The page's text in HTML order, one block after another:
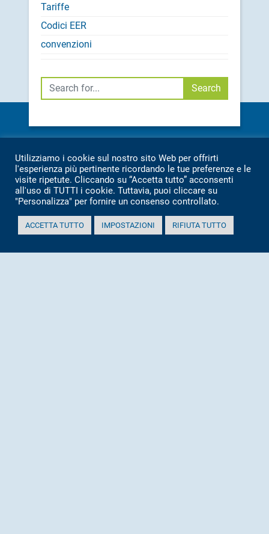
Tariffe
Codici EER
convenzioni
Cerca Search
SEDE: TEL.071 7976209
IMPIANTO: TEL.071 7976369
INFO@ASAMBIENTE.IT
ASAMBIENTE@PEC.IT
ALTRI RECAPITI
Asa s.r.l Azienda Servizi Ambientali
Utilizziamo i cookie sul nostro sito Web per offrirti
l'esperienza più pertinente ricordando le tue preferenze e le
visite ripetute. Cliccando su “Accetta tutto” acconsenti
all'uso di TUTTI i cookie. Tuttavia, puoi cliccare su
"Personalizza" per fornire un consenso controllato.
ACCETTA TUTTO IMPOSTAZIONI RIFIUTA TUTTO